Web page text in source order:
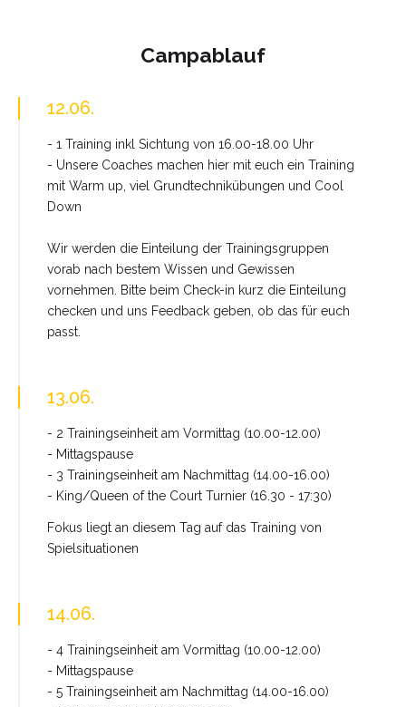
Campablauf
12.06.
- 1 Training inkl Sichtung von 16.00-18.00 Uhr
- Unsere Coaches machen hier mit euch ein Training
mit Warm up, viel Grundtechnikübungen und Cool
Down
Wir werden die Einteilung der Trainingsgruppen
vorab nach bestem Wissen und Gewissen
vornehmen. Bitte beim Check-in kurz die Einteilung
checken und uns Feedback geben, ob das für euch
passt.
13.06.
- 2 Trainingseinheit am Vormittag (10.00-12.00)
- Mittagspause
- 3 Trainingseinheit am Nachmittag (14.00-16.00)
- King/Queen of the Court Turnier (16.30 - 17:30)
Fokus liegt an diesem Tag auf das Training von
Spielsituationen
14.06.
- 4 Trainingseinheit am Vormittag (10.00-12.00)
- Mittagspause
- 5 Trainingseinheit am Nachmittag (14.00-16.00)